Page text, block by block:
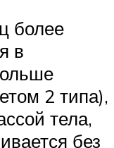
более
в
2 типа),
тела,
без